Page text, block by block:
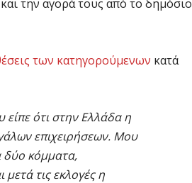
την αγορά τους από το δημόσιο
των κατηγορούμενων κατά
ότι στην Ελλάδα η
επιχειρήσεων. Μου
δύο κόμματα,
τις εκλογές η